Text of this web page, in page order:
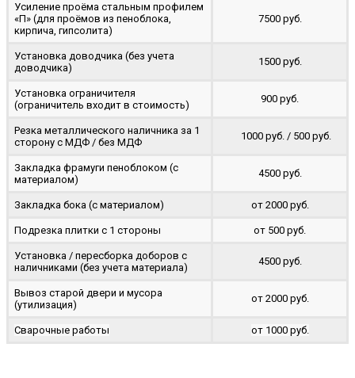
Усиление проёма стальным профилем
«П» (для проёмов из пеноблока,
кирпича, гипсолита)
7500 руб.
Установка доводчика (без учета
доводчика)
1500 руб.
Установка ограничителя
(ограничитель входит в стоимость)
900 руб.
Резка металлического наличника за 1
сторону с МДФ / без МДФ
1000 руб. / 500 руб.
Закладка фрамуги пеноблоком (с
материалом)
4500 руб.
Закладка бока (с материалом) от 2000 руб.
Подрезка плитки с 1 стороны от 500 руб.
Установка / пересборка доборов с
наличниками (без учета материала)
4500 руб.
Вывоз старой двери и мусора
(утилизация)
от 2000 руб.
Сварочные работы от 1000 руб.